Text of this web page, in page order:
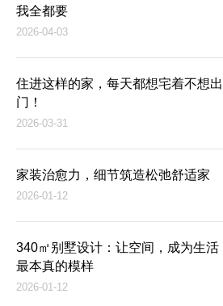
我全都要
2026-04-03
住进这样的家，每天都想宅着不想出
门！
2026-03-31
家装治愈力，细节筑造松弛舒适家
2026-01-12
340㎡别墅设计：让空间，成为生活
最本真的模样
2026-01-12